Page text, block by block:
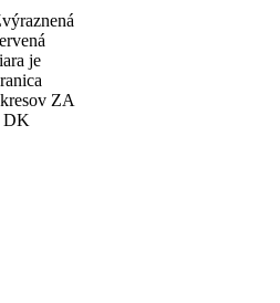
je
ZA
DK